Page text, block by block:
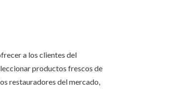
a los clientes del
productos frescos de
restauradores del mercado,